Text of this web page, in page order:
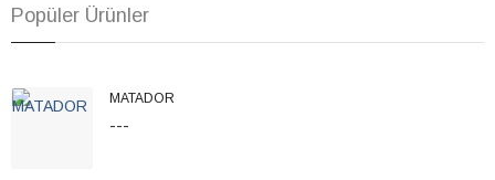
Popüler Ürünler
MATADOR
---